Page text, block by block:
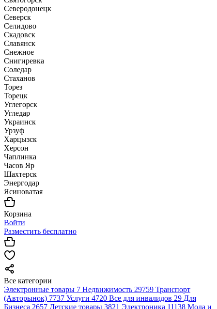
Северодонецк
Северск
Селидово
Скадовск
Славянск
Снежное
Снигиревка
Соледар
Стаханов
Торез
Торецк
Углегорск
Угледар
Украинск
Урзуф
Харцызск
Херсон
Чаплинка
Часов Яр
Шахтерск
Энергодар
Ясиноватая
Корзина
Войти
Разместить бесплатно
Все категории
Электронные товары 7 Недвижимость 29759 Транспорт
(Авторынок) 7737 Услуги 4720 Все для инвалидов 29 Для
Бизнеса 2657 Детские товары 3821 Электроника 11138 Мода и